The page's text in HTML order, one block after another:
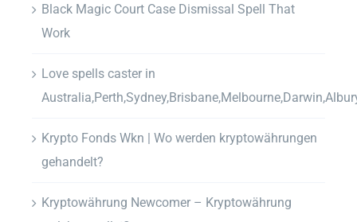
Black Magic Court Case Dismissal Spell That
Work
Love spells caster in
Krypto Fonds Wkn | Wo werden kryptowährungen
gehandelt?
Kryptowährung Newcomer – Kryptowährung